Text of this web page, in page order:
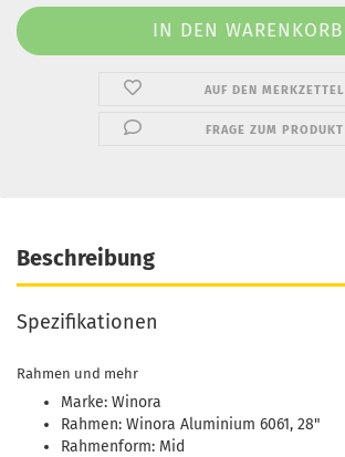
AUF DEN MERKZETTEL
FRAGE ZUM PRODUKT
Beschreibung
Spezifikationen
Rahmen und mehr
Marke: Winora
Rahmen: Winora Aluminium 6061, 28"
Rahmenform: Mid